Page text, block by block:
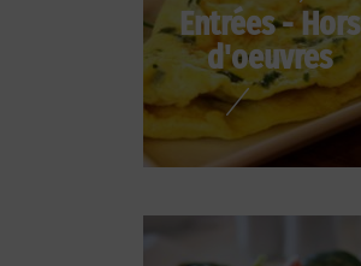
Entrées - Hors
d'oeuvres